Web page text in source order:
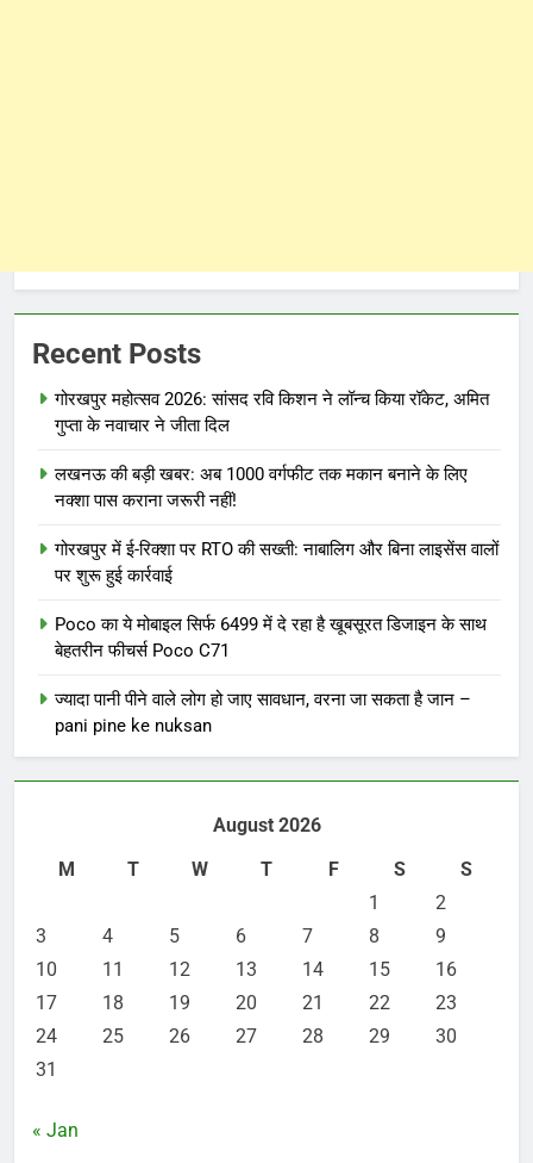
Recent Posts
गोरखपुर महोत्सव 2026: सांसद रवि किशन ने लॉन्च किया रॉकेट, अमित
गुप्ता के नवाचार ने जीता दिल
लखनऊ की बड़ी खबर: अब 1000 वर्गफीट तक मकान बनाने के लिए
नक्शा पास कराना जरूरी नहीं!
गोरखपुर में ई-रिक्शा पर RTO की सख्ती: नाबालिग और बिना लाइसेंस वालों
पर शुरू हुई कार्रवाई
Poco का ये मोबाइल सिर्फ 6499 में दे रहा है खूबसूरत डिजाइन के साथ
बेहतरीन फीचर्स Poco C71
ज्यादा पानी पीने वाले लोग हो जाए सावधान, वरना जा सकता है जान –
pani pine ke nuksan
August 2026
M
T W T F S
S
1
2
3
4 5 6 7 8
9
10
11 12 13 14 15
16
17
18 19 20 21 22
23
24
25 26 27 28 29
30
31
« Jan